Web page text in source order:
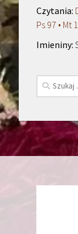
Ps 97 • Mt
Szukaj: